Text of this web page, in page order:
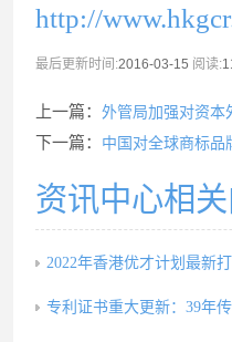
http://
最后更新时间:2016-03-15 阅读:
上一篇： 外管局加强对资本
下一篇： 中国对全球商标品
资讯中心相
2022年香港优才计划最新
专利证书重大更新：39年